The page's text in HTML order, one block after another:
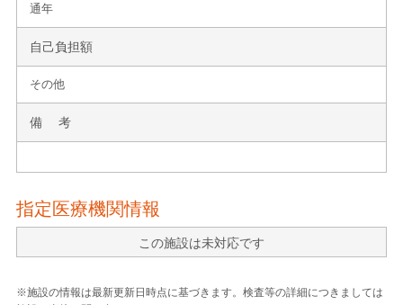
通年
自己負担額
その他
備 考
指定医療機関情報
この施設は未対応です
※施設の情報は最新更新日時点に基づきます。検査等の詳細につきましては